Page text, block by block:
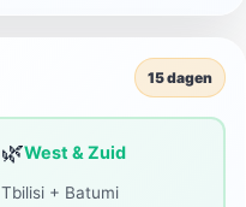
15 dagen
🌿West & Zuid
Tbilisi + Batumi